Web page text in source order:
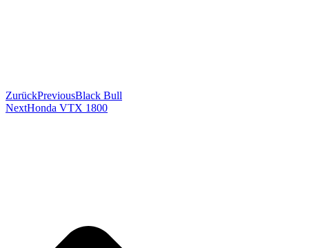
ZurückPreviousBlack Bull
NextHonda VTX 1800